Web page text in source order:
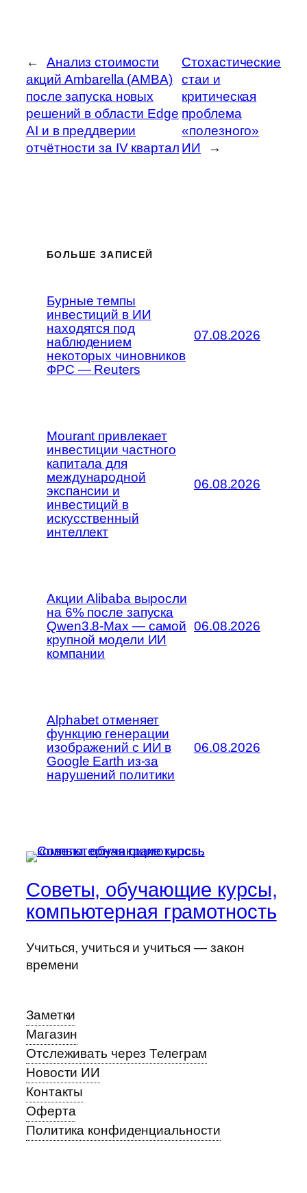
←
Анализ стоимости
акций Ambarella (AMBA)
после запуска новых
решений в области Edge
AI и в преддверии
отчётности за IV квартал
Стохастические
стаи и
критическая
проблема
«полезного»
ИИ
→
БОЛЬШЕ ЗАПИСЕЙ
Бурные темпы
инвестиций в ИИ
находятся под
наблюдением
некоторых чиновников
ФРС — Reuters
07.08.2026
Mourant привлекает
инвестиции частного
капитала для
международной
экспансии и
инвестиций в
искусственный
интеллект
06.08.2026
Акции Alibaba выросли
на 6% после запуска
Qwen3.8-Max — самой
крупной модели ИИ
компании
06.08.2026
Alphabet отменяет
функцию генерации
изображений с ИИ в
Google Earth из-за
нарушений политики
06.08.2026
Советы, обучающие курсы,
компьютерная грамотность
Учиться, учиться и учиться — закон
времени
Заметки
Магазин
Отслеживать через Телеграм
Новости ИИ
Контакты
Оферта
Политика конфиденциальности